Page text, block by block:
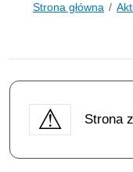
Strona główna
Strona